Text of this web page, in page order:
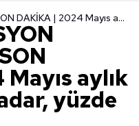
MAYIS ENFLASYON RAKAMLARI - SON DAKİKA | 2024 Mayıs aylık enflasyon ne kadar, yüzde kaç?
aylık
yüzde